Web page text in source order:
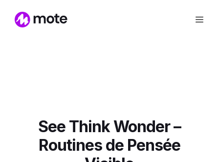
See Think Wonder –
Routines de Pensée